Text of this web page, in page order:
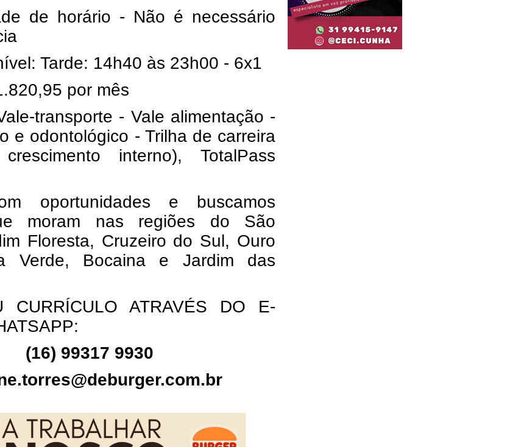
de horário - Não é necessário
Tarde: 14h40 às 23h00 - 6x1
por mês
transporte - Vale alimentação -
e odontológico - Trilha de carreira
interno), TotalPass
oportunidades e buscamos
moram nas regiões do São
Floresta, Cruzeiro do Sul, Ouro
Verde, Bocaina e Jardim das
CURRÍCULO ATRAVÉS DO E-
(16) 99317 9930